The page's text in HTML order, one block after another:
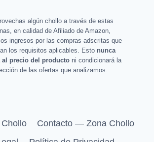
algún chollo a través de estas
en calidad de Afiliado de Amazon,
ingresos por las compras adscritas que
los requisitos aplicables. Esto nunca
al precio del producto ni condicionará la
de las ofertas que analizamos.
Contacto — Zona Chollo